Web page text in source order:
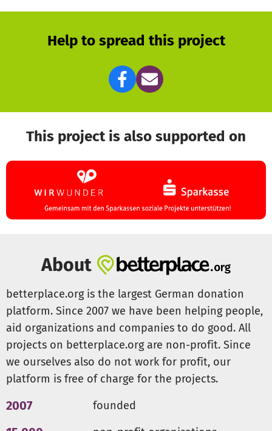
Help to spread this project
This project is also supported on
About
betterplace.org is the largest German donation
platform. Since 2007 we have been helping people,
aid organizations and companies to do good. All
projects on betterplace.org are non-profit. Since
we ourselves also do not work for profit, our
platform is free of charge for the projects.
2007 founded